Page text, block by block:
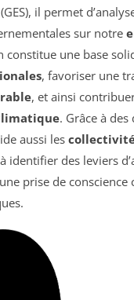
(GES), il permet
sur notre
constitue une base
, favoriser une
, et ainsi
. Grâce à
aussi les
à identifier des leviers
prise de conscience